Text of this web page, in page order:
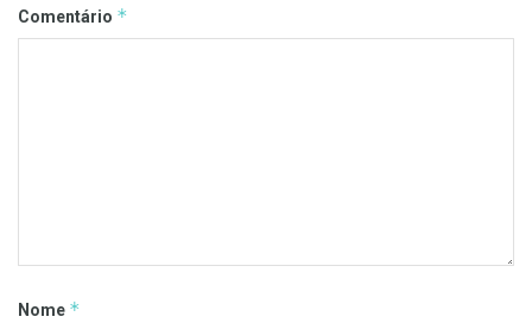
Comentário *
Nome *